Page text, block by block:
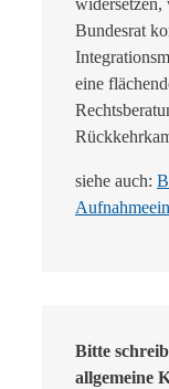
widersetzen,
Bundesrat
eine
siehe auch:
Bitte
allgemeine